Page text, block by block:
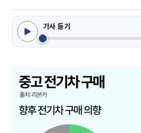
기사 듣기